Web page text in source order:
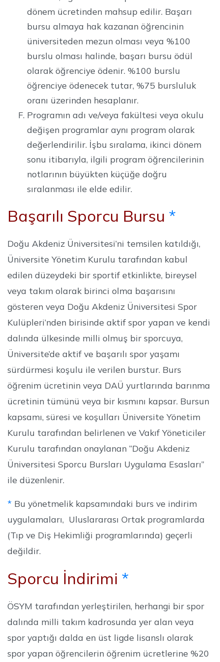
dönem ücretinden mahsup edilir. Başarı
bursu almaya hak kazanan öğrencinin
üniversiteden mezun olması veya %100
burslu olması halinde, başarı bursu ödül
olarak öğrenciye ödenir. %100 burslu
öğrenciye ödenecek tutar, %75 bursluluk
oranı üzerinden hesaplanır.
Programın adı ve/veya fakültesi veya okulu
değişen programlar aynı program olarak
değerlendirilir. İşbu sıralama, ikinci dönem
sonu itibarıyla, ilgili program öğrencilerinin
notlarının büyükten küçüğe doğru
sıralanması ile elde edilir.
Başarılı Sporcu Bursu *
Doğu Akdeniz Üniversitesi’ni temsilen katıldığı,
Üniversite Yönetim Kurulu tarafından kabul
edilen düzeydeki bir sportif etkinlikte, bireysel
veya takım olarak birinci olma başarısını
gösteren veya Doğu Akdeniz Üniversitesi Spor
Kulüpleri’nden birisinde aktif spor yapan ve kendi
dalında ülkesinde milli olmuş bir sporcuya,
Üniversite’de aktif ve başarılı spor yaşamı
sürdürmesi koşulu ile verilen burstur. Burs
öğrenim ücretinin veya DAÜ yurtlarında barınma
ücretinin tümünü veya bir kısmını kapsar. Bursun
kapsamı, süresi ve koşulları Üniversite Yönetim
Kurulu tarafından belirlenen ve Vakıf Yöneticiler
Kurulu tarafından onaylanan “Doğu Akdeniz
Üniversitesi Sporcu Bursları Uygulama Esasları”
ile düzenlenir.
* Bu yönetmelik kapsamındaki burs ve indirim
uygulamaları, Uluslararası Ortak programlarda
(Tıp ve Diş Hekimliği programlarında) geçerli
değildir.
Sporcu İndirimi *
ÖSYM tarafından yerleştirilen, herhangi bir spor
dalında milli takım kadrosunda yer alan veya
spor yaptığı dalda en üst ligde lisanslı olarak
spor yapan öğrencilerin öğrenim ücretlerine %20